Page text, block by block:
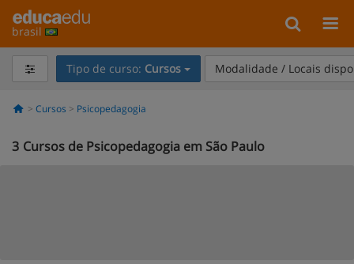
brasil
Tipo de curso: Cursos Modalidade / Locais
Cursos Psicopedagogia
3 Cursos de Psicopedagogia em São Paulo